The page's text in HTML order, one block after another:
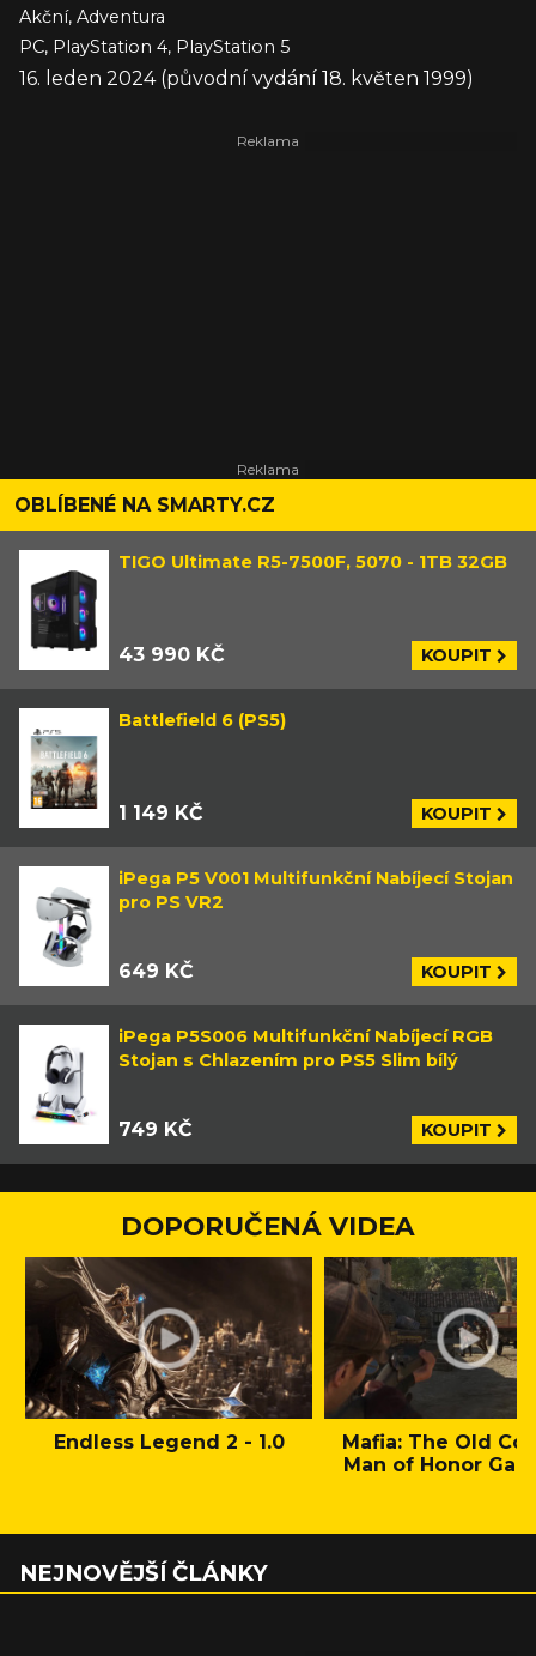
Akční, Adventura
PC, PlayStation 4, PlayStation 5
16. leden 2024 (původní vydání 18. květen 1999)
OBLÍBENÉ NA SMARTY.CZ
TIGO Ultimate R5-7500F, 5070 - 1TB 32GB
43 990 KČ KOUPIT
Battlefield 6 (PS5)
1 149 KČ KOUPIT
iPega P5 V001 Multifunkční Nabíjecí Stojan
pro PS VR2
649 KČ KOUPIT
iPega P5S006 Multifunkční Nabíjecí RGB
Stojan s Chlazením pro PS5 Slim bílý
749 KČ KOUPIT
DOPORUČENÁ VIDEA
Endless Legend 2 - 1.0
Mafia: The Old
Man of Honor
NEJNOVĚJŠÍ ČLÁNKY